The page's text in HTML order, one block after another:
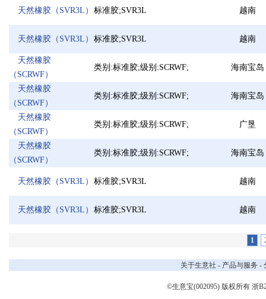
双氧水
性）
对二氯苯
碱式氯化铝 DL-酒石酸
无
正丙醛
间苯二酚
邻苯二甲酸二辛酯
丙烯酸 醋酸异丁酯
次
耐水蜂窝活性炭 巯基乙酸
仲
三氯化铝
间苯二甲酸 水处理消泡剂
氢
双环戊二烯 煤质粉末活性炭
白
颗粒活性炭
对氯苯甲酰氯 三聚氯氰
对
水杨酸 氯化钠
邻氯苯甲酰氯
甲基丙烯酸缩水甘油
酯
异
三氟甲磺酸
聚氯乙烯树脂PVC NMP
三
反硝化菌种
精萘
三甲胺水溶液
DOTP D-二苯甲酰酒石酸
十
N-甲基二乙醇胺
对甲酚
磷酸氢二铵
一甲胺盐酸盐 三氟乙酸乙酯
氯
叔
磺酸
硫
天然橡胶（SVR3L） 标准胶;SVR3L 越南
天然橡胶（SVR3L） 标准胶;SVR3L 越南
天然橡胶
（SCRWF）
类别:标准胶;级别:SCRWF; 海南宝岛
天然橡胶
（SCRWF）
类别:标准胶;级别:SCRWF; 海南宝岛
天然橡胶
（SCRWF）
类别:标准胶;级别:SCRWF; 广垦
天然橡胶
（SCRWF）
类别:标准胶;级别:SCRWF; 海南宝岛
天然橡胶（SVR3L） 标准胶;SVR3L 越南
天然橡胶（SVR3L） 标准胶;SVR3L 越南
1
关于生意社 - 产品与服务 -
©生意宝(002095) 版权所有 浙